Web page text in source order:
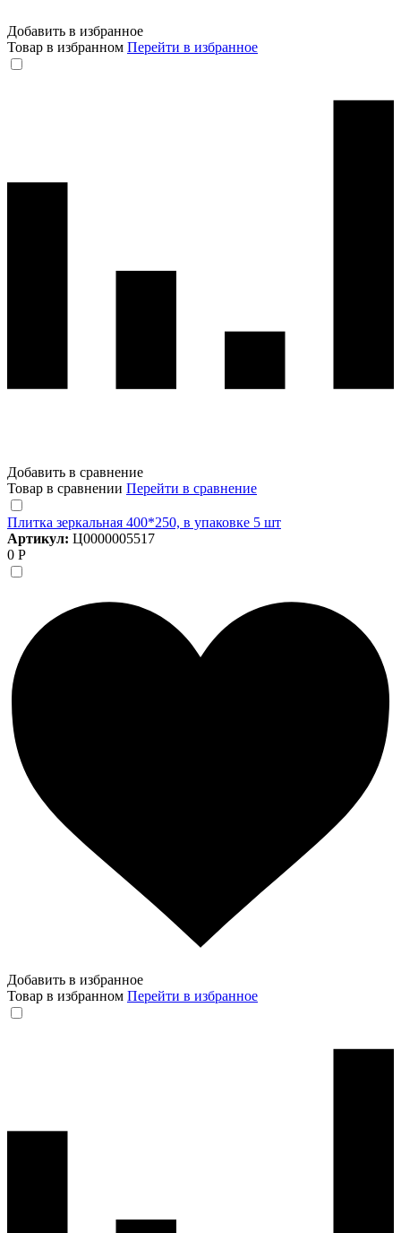
Добавить в избранное
Товар в избранном Перейти в избранное
Добавить в сравнение
Товар в сравнении Перейти в сравнение
Плитка зеркальная 400*250, в упаковке 5 шт
Артикул: Ц0000005517
0 Р
Добавить в избранное
Товар в избранном Перейти в избранное